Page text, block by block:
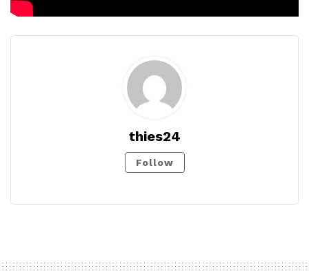
thies24
Follow